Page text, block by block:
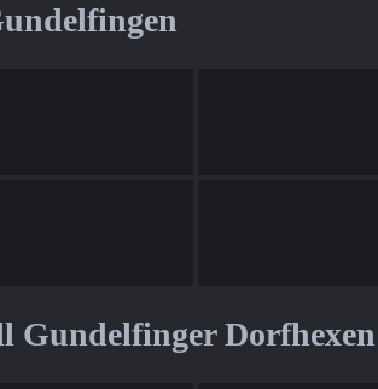
Gundelfinger Dorfhexen